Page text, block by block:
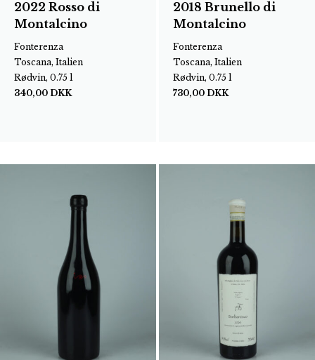
2022 Rosso di
Montalcino
Fonterenza
Toscana, Italien
Rødvin, 0.75 l
340,00 DKK
2018 Brunello di
Montalcino
Fonterenza
Toscana, Italien
Rødvin, 0.75 l
730,00 DKK